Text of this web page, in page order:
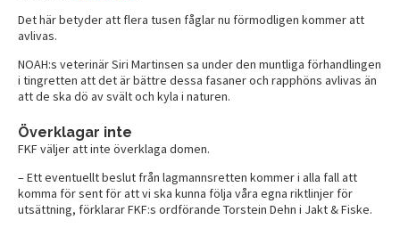
Det här betyder att flera tusen fåglar nu förmodligen kommer att
avlivas.
NOAH:s veterinär Siri Martinsen sa under den muntliga förhandlingen
i tingretten att det är bättre dessa fasaner och rapphöns avlivas än
att de ska dö av svält och kyla i naturen.
Överklagar inte
FKF väljer att inte överklaga domen.
– Ett eventuellt beslut från lagmannsretten kommer i alla fall att
komma för sent för att vi ska kunna följa våra egna riktlinjer för
utsättning, förklarar FKF:s ordförande Torstein Dehn i Jakt & Fiske.